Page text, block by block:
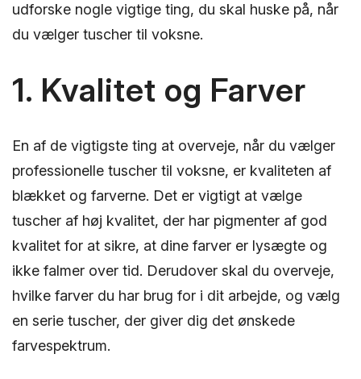
udforske nogle vigtige ting, du skal huske på, når
du vælger tuscher til voksne.
1. Kvalitet og Farver
En af de vigtigste ting at overveje, når du vælger
professionelle tuscher til voksne, er kvaliteten af
blækket og farverne. Det er vigtigt at vælge
tuscher af høj kvalitet, der har pigmenter af god
kvalitet for at sikre, at dine farver er lysægte og
ikke falmer over tid. Derudover skal du overveje,
hvilke farver du har brug for i dit arbejde, og vælg
en serie tuscher, der giver dig det ønskede
farvespektrum.